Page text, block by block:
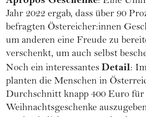
Jahr 2022 ergab, dass über 90
befragten Östereicher:innen
um anderen eine Freude zu
verschenkt, um auch selbst
Noch ein interessantesDetail:
planten die Menschen in
Durchschnitt knapp 400 Euro für
Weihnachtsgeschenke